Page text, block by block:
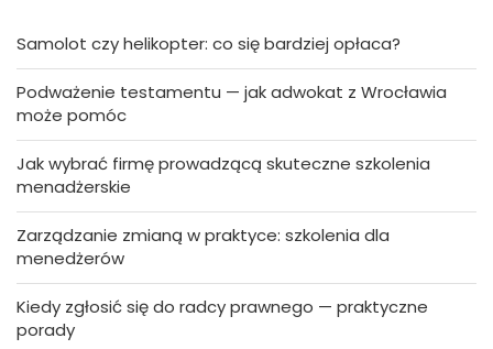
Samolot czy helikopter: co się bardziej opłaca?
Podważenie testamentu — jak adwokat z Wrocławia
może pomóc
Jak wybrać firmę prowadzącą skuteczne szkolenia
menadżerskie
Zarządzanie zmianą w praktyce: szkolenia dla
menedżerów
Kiedy zgłosić się do radcy prawnego — praktyczne
porady